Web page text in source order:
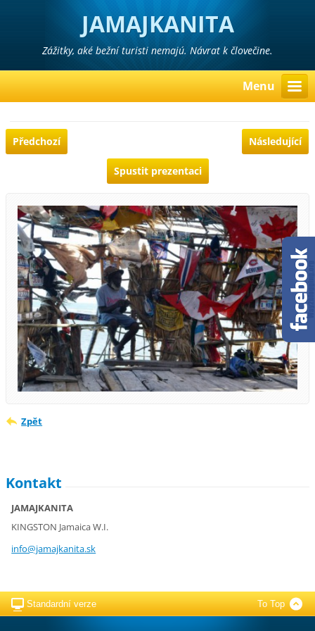
JAMAJKANITA
Zážitky, aké bežní turisti nemajú. Návrat k človečine.
Menu
Předchozí Následující
Spustit prezentaci
Zpět
Kontakt
JAMAJKANITA
KINGSTON Jamaica W.I.
info@jamajkanita.sk
Standardní verze To Top